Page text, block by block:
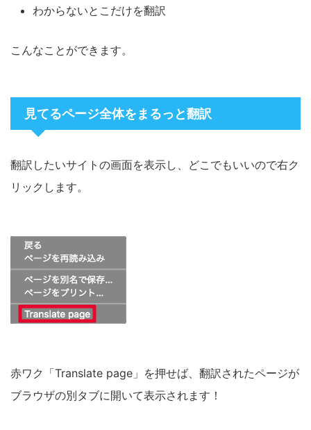
わからないとこだけを翻訳
こんなことができます。
見てるページ全体をまるっと翻訳
翻訳したいサイトの画面を表示し、どこでもいいので右ク
リックします。
赤ワク「Translate page」を押せば、翻訳されたページが
ブラウザの別タブに開いて表示されます！